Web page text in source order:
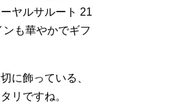
ヤルサルート 21
も華やかでギフ
に飾っている、
リですね。